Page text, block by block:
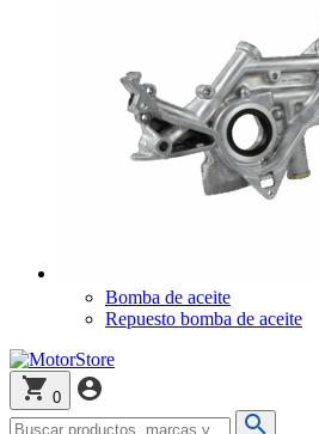
Bomba de aceite
Repuesto bomba de aceite
0